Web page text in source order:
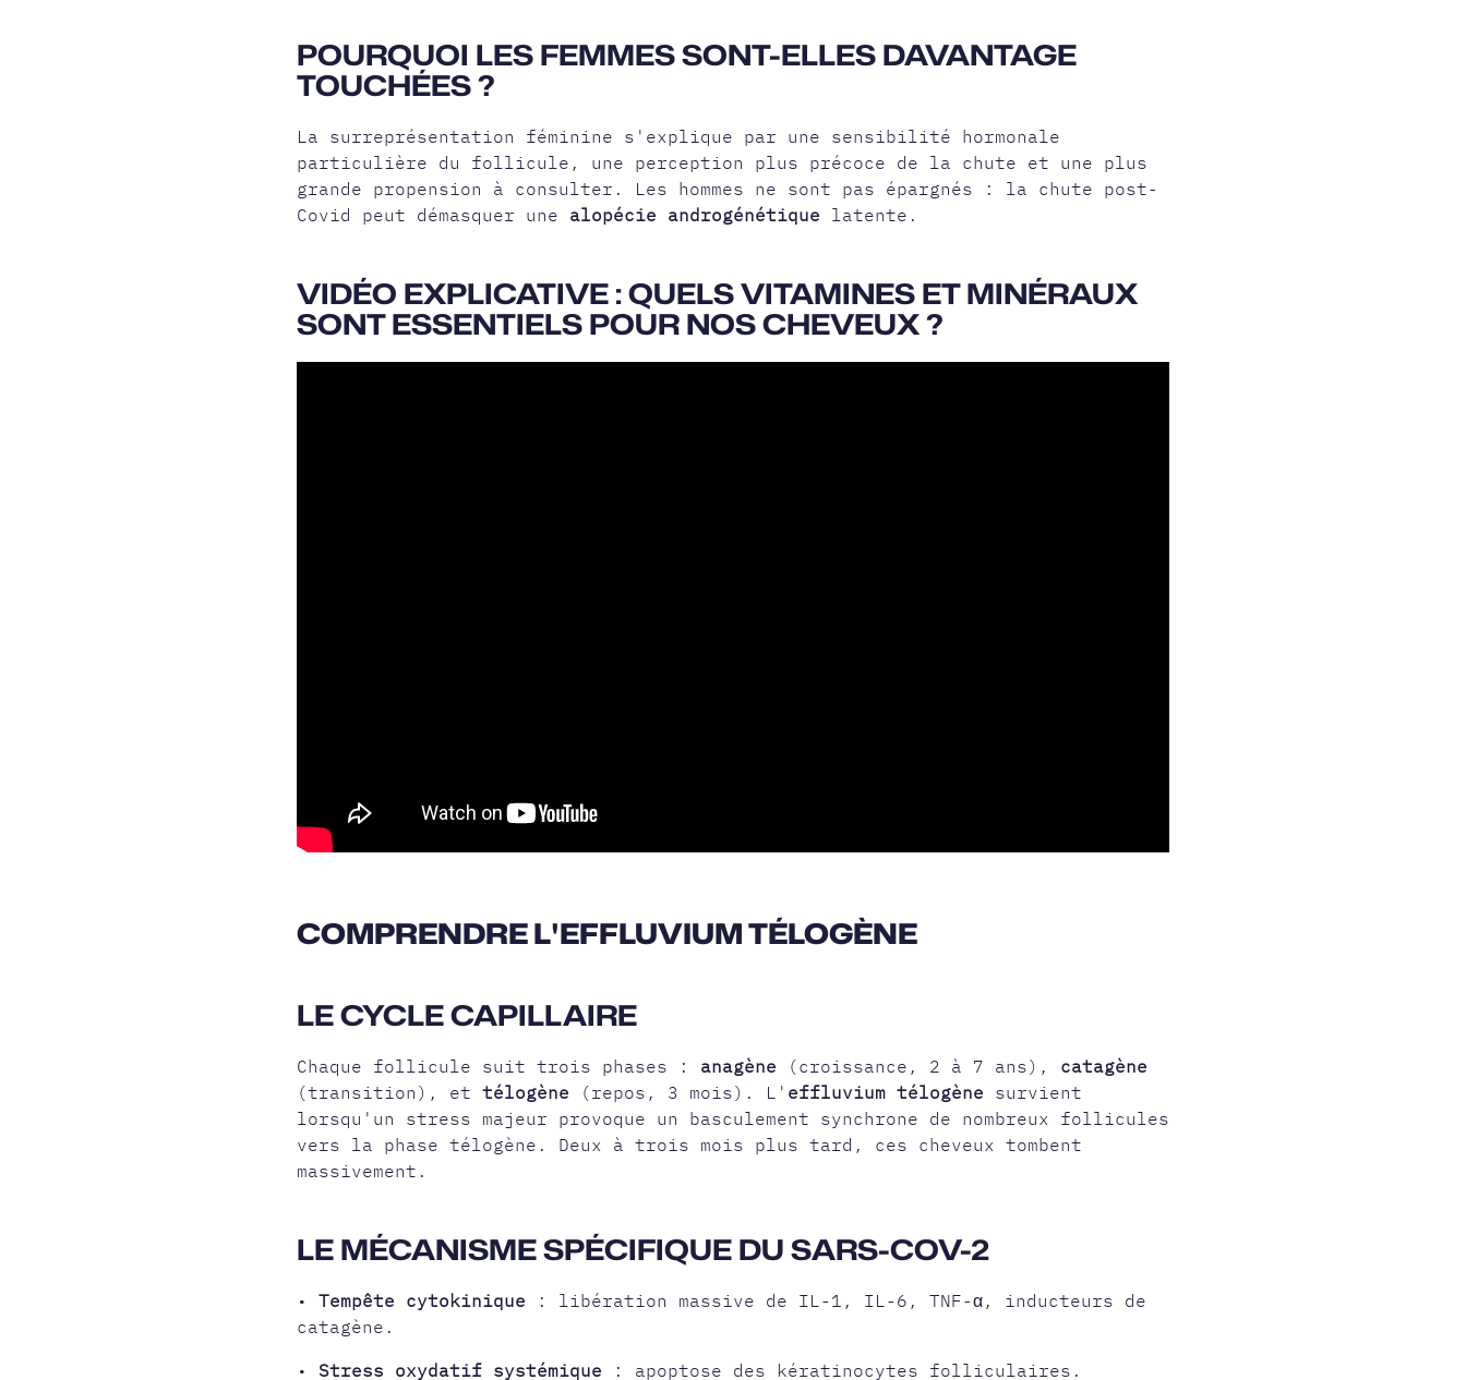
POURQUOI LES FEMMES SONT-ELLES DAVANTAGE
TOUCHÉES ?
La surreprésentation féminine s'explique par une sensibilité hormonale
particulière du follicule, une perception plus précoce de la chute et une plus
grande propension à consulter. Les hommes ne sont pas épargnés : la chute post-
Covid peut démasquer une alopécie androgénétique latente.
VIDÉO EXPLICATIVE : QUELS VITAMINES ET MINÉRAUX
SONT ESSENTIELS POUR NOS CHEVEUX ?
COMPRENDRE L'EFFLUVIUM TÉLOGÈNE
LE CYCLE CAPILLAIRE
Chaque follicule suit trois phases : anagène (croissance, 2 à 7 ans), catagène
(transition), et télogène (repos, 3 mois). L' effluvium télogène survient
lorsqu'un stress majeur provoque un basculement synchrone de nombreux follicules
vers la phase télogène. Deux à trois mois plus tard, ces cheveux tombent
massivement.
LE MÉCANISME SPÉCIFIQUE DU SARS-COV-2
• Tempête cytokinique : libération massive de IL-1, IL-6, TNF-α, inducteurs de
catagène.
• Stress oxydatif systémique : apoptose des kératinocytes folliculaires.